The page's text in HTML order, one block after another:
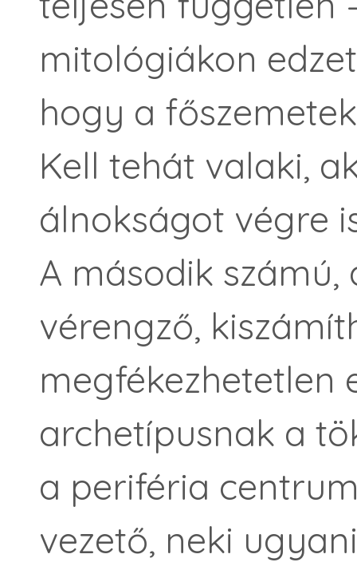
mitológiákon
hogy a
Kell tehát valaki,
álnokságot végre
A második számú,
vérengző,
megfékezhetetlen
archetípusnak a
a periféria
vezető, neki